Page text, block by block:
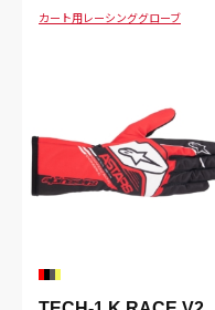
リメッシュ構造を採用。タッチス
カート用 レーシンググローブ